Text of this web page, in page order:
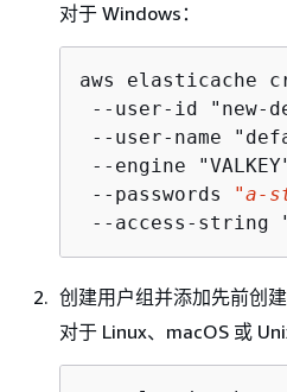
对于 Windows：
aws elasticache
--user-id "new-
--user-name
--engine
--passwords
"a-
--access-string
创建用户组并添加先前创建
对于 Linux、macOS 或